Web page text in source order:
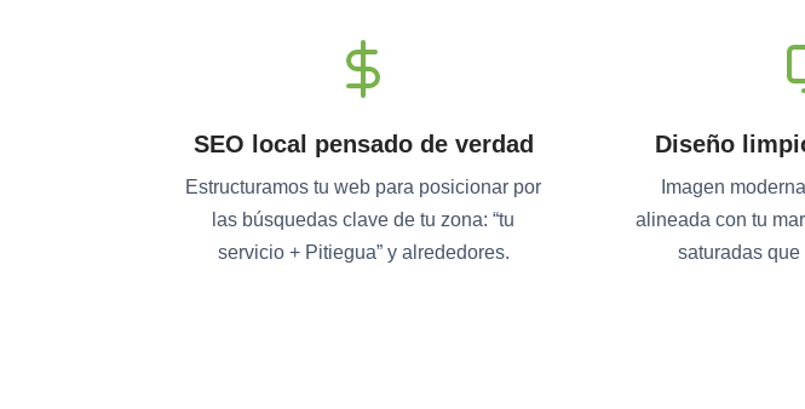
SEO local pensado de verdad
Estructuramos tu web para posicionar por
las búsquedas clave de tu zona: “tu
servicio + Pitiegua” y alrededores.
Diseño
Imagen
alineada con tu
saturadas